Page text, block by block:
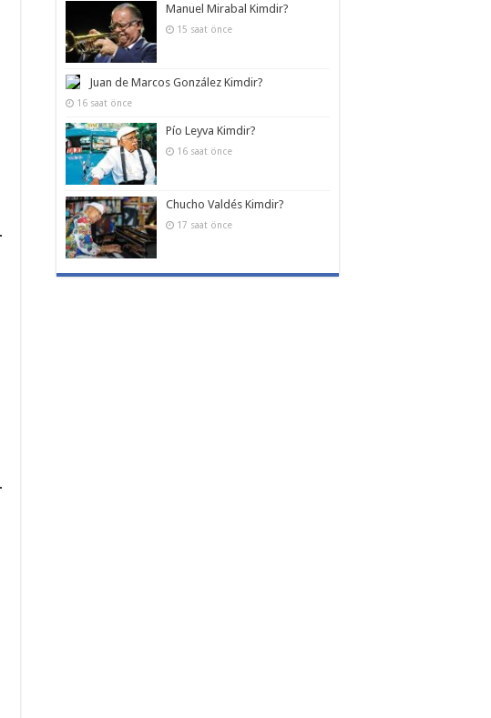
Manuel Mirabal Kimdir?
15 saat önce
Juan de Marcos González Kimdir?
16 saat önce
Pío Leyva Kimdir?
16 saat önce
Chucho Valdés Kimdir?
17 saat önce